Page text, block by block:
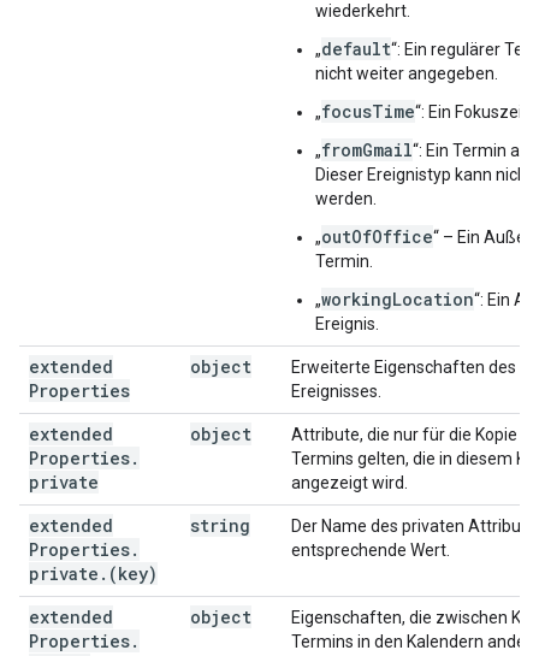
wiederkehrt.
„default“: Ein regulärer
nicht weiter angegeben.
„focusTime“: Ein
„fromGmail“: Ein Termin
Dieser Ereignistyp kann
werden.
„outOfOffice“ – Ein
Termin.
„workingLocation“: Ein
Ereignis.
extended
Properties
object
Erweiterte Eigenschaften des
Ereignisses.
extended
Properties.
private
object
Attribute, die nur für die Kopie
Termins gelten, die in diesem
angezeigt wird.
extended
Properties.
private . (key)
string
Der Name des privaten Attributs
entsprechende Wert.
extended
Properties.
object
Eigenschaften, die zwischen
Termins in den Kalendern